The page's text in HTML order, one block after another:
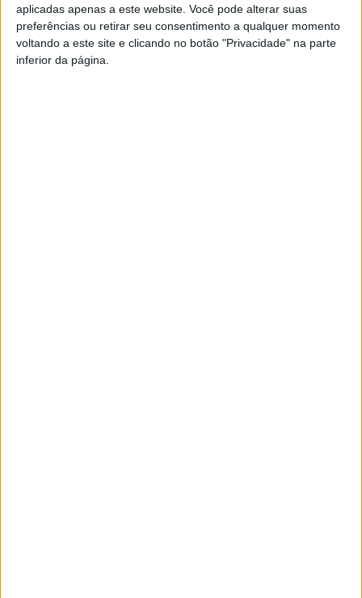
aplicadas apenas a este website. Você pode alterar suas
preferências ou retirar seu consentimento a qualquer momento
voltando a este site e clicando no botão "Privacidade" na parte
inferior da página.
o fortalecimento do tecido cultural da região, apoiando
projetos que valorizam a identidade local, a inclusão e a
participação ativa das comunidades”. Isabel Damasceno